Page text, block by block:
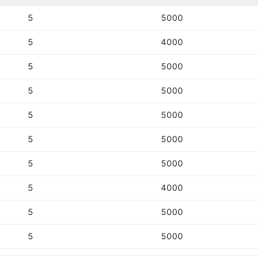
5 5000
5 4000
5 5000
5 5000
5 5000
5 5000
5 5000
5 4000
5 5000
5 5000